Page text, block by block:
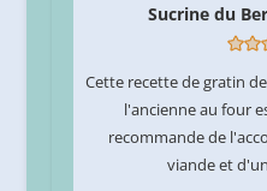
Sucrine du
Cette recette de gratin
l'ancienne au four
recommande de
viande et